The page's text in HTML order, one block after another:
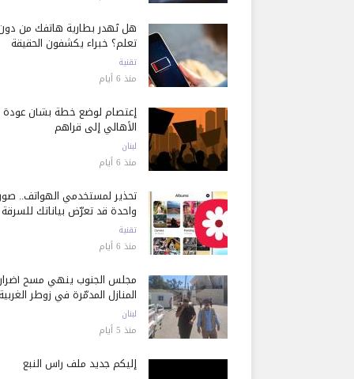
هل تُهدر بطارية هاتفك من
تعلم؟ خبراء يكشفون الحقيقة
تقنية
منذ 6 أيام
إعتصام لوضع خطة بشأن عودة
الأهالي إلى قراهم
لبنان
منذ 6 أيام
تحذير لمستخدمي الهواتف..
واحدة قد تعرّض بياناتك للسرقة
تقنية
منذ 6 أيام
مجلس الجنوب ينهي مسح أضرار
المنازل المدمّرة في زوطر الغربية
لبنان
منذ 5 أيام
إليكم جديد ملف رأس النبع